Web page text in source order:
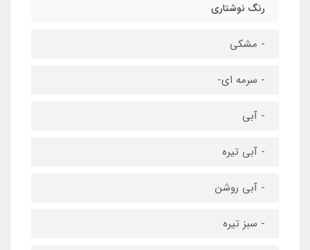
رنگ نوشتاری
- مشکی
- سرمه ای-
- آبی
- آبی تیره
- آبی روشن
- سبز تیره